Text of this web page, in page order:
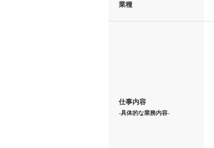
業種
仕事内容
-具体的な業務内容-